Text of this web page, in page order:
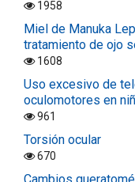
1958
Miel de Manuka
tratamiento de ojo
1608
Uso excesivo de
oculomotores en
961
Torsión ocular
670